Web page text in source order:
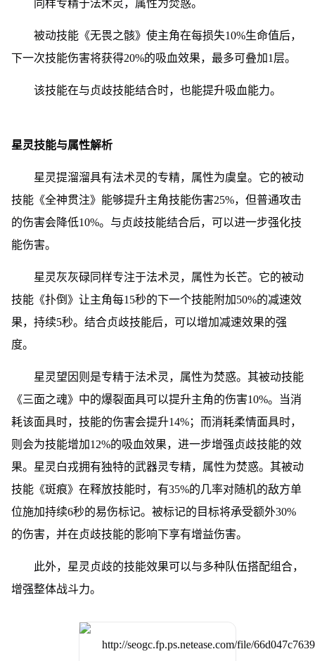
同样专精于法术灵，属性为焚惑。
被动技能《无畏之骸》使主角在每损失10%生命值后，
下一次技能伤害将获得20%的吸血效果，最多可叠加1层。
该技能在与贞歧技能结合时，也能提升吸血能力。
星灵技能与属性解析
星灵提溜溜具有法术灵的专精，属性为虞皇。它的被动
技能《全神贯注》能够提升主角技能伤害25%，但普通攻击
的伤害会降低10%。与贞歧技能结合后，可以进一步强化技
能伤害。
星灵灰灰碌同样专注于法术灵，属性为长芒。它的被动
技能《扑倒》让主角每15秒的下一个技能附加50%的减速效
果，持续5秒。结合贞歧技能后，可以增加减速效果的强
度。
星灵望因则是专精于法术灵，属性为焚惑。其被动技能
《三面之魂》中的爆裂面具可以提升主角的伤害10%。当消
耗该面具时，技能的伤害会提升14%；而消耗柔情面具时，
则会为技能增加12%的吸血效果，进一步增强贞歧技能的效
果。星灵白戎拥有独特的武器灵专精，属性为焚惑。其被动
技能《斑痕》在释放技能时，有35%的几率对随机的敌方单
位施加持续6秒的易伤标记。被标记的目标将承受额外30%
的伤害，并在贞歧技能的影响下享有增益伤害。
此外，星灵贞歧的技能效果可以与多种队伍搭配组合，
增强整体战斗力。